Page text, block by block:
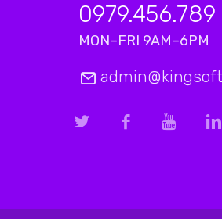
0979.456.789
MON–FRI 9AM–6PM